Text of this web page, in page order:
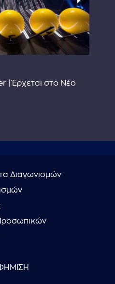
| Έρχεται στο Νέο
Διαγωνισμών